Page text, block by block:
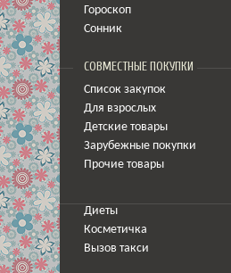
Гороскоп
Сонник
СОВМЕСТНЫЕ ПОКУПКИ
Список закупок
Для взрослых
Детские товары
Зарубежные покупки
Прочие товары
Диеты
Косметичка
Вызов такси